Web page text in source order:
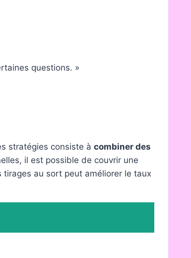
questions. »
stratégies consiste à combiner des
il est possible de couvrir une
tirages au sort peut améliorer le taux